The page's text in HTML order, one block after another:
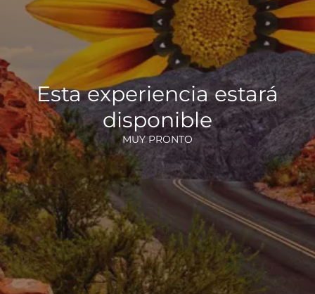
Esta experiencia estará
disponible
MUY PRONTO